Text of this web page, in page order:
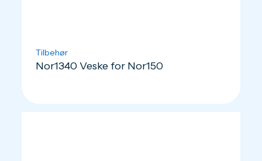
Tilbehør
Nor1340 Veske for Nor150